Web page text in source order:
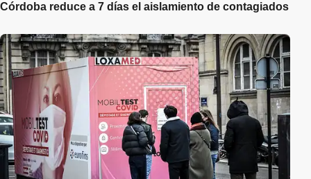
Córdoba reduce a 7 días el aislamiento de contagiados